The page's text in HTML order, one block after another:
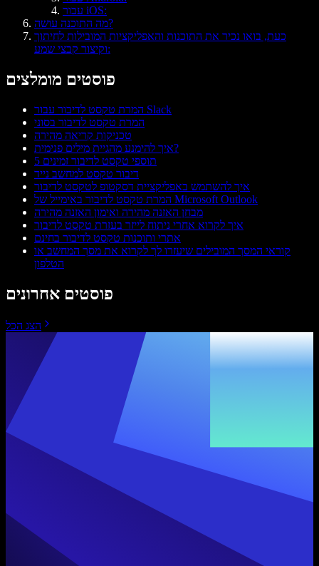
עבור iOS:
מה התוכנה עושה?
כעת, בואו נכיר את התוכנות והאפליקציות המובילות לחיתוך
וקיצור קבצי שמע:
פוסטים מומלצים
המרת טקסט לדיבור עבור Slack
המרת טקסט לדיבור בסוני
טכניקות קריאה מהירה
איך להימנע מהגיית מילים פנימית?
5 תוספי טקסט לדיבור זמינים
דיבור טקסט למחשב נייד
איך להשתמש באפליקציית דסקטופ לטקסט לדיבור
המרת טקסט לדיבור באימייל של Microsoft Outlook
מבחן האזנה מהירה ואימון האזנה מהירה
איך לקרוא אחרי ניתוח לייזר בעזרת טקסט לדיבור
אתרי ותוכנות טקסט לדיבור בחינם
קוראי המסך המובילים שיעזרו לך לקרוא את מסך המחשב או
הטלפון
פוסטים אחרונים
הצג הכל